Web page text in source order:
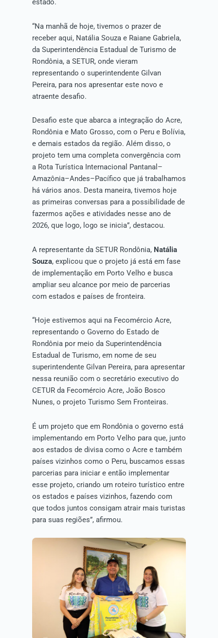
estado.
“Na manhã de hoje, tivemos o prazer de
receber aqui, Natália Souza e Raiane Gabriela,
da Superintendência Estadual de Turismo de
Rondônia, a SETUR, onde vieram
representando o superintendente Gilvan
Pereira, para nos apresentar este novo e
atraente desafio.
Desafio este que abarca a integração do Acre,
Rondônia e Mato Grosso, com o Peru e Bolívia,
e demais estados da região. Além disso, o
projeto tem uma completa convergência com
a Rota Turística Internacional Pantanal–
Amazônia–Andes–Pacífico que já trabalhamos
há vários anos. Desta maneira, tivemos hoje
as primeiras conversas para a possibilidade de
fazermos ações e atividades nesse ano de
2026, que logo, logo se inicia”, destacou.
A representante da SETUR Rondônia, Natália
Souza, explicou que o projeto já está em fase
de implementação em Porto Velho e busca
ampliar seu alcance por meio de parcerias
com estados e países de fronteira.
“Hoje estivemos aqui na Fecomércio Acre,
representando o Governo do Estado de
Rondônia por meio da Superintendência
Estadual de Turismo, em nome de seu
superintendente Gilvan Pereira, para apresentar
nessa reunião com o secretário executivo do
CETUR da Fecomércio Acre, João Bosco
Nunes, o projeto Turismo Sem Fronteiras.
É um projeto que em Rondônia o governo está
implementando em Porto Velho para que, junto
aos estados de divisa como o Acre e também
países vizinhos como o Peru, buscamos essas
parcerias para iniciar e então implementar
esse projeto, criando um roteiro turístico entre
os estados e países vizinhos, fazendo com
que todos juntos consigam atrair mais turistas
para suas regiões”, afirmou.